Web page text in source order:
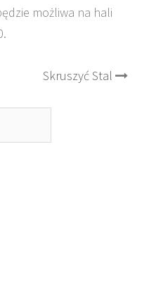
możliwa na hali
Skruszyć Stal